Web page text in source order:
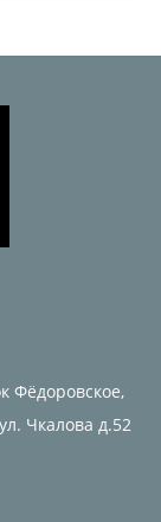
Фёдоровское,
Чкалова д.52